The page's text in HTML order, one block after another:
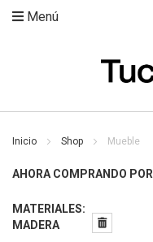
Menú
Inicio Shop Mueble
AHORA COMPRANDO POR
MATERIALES
MADERA